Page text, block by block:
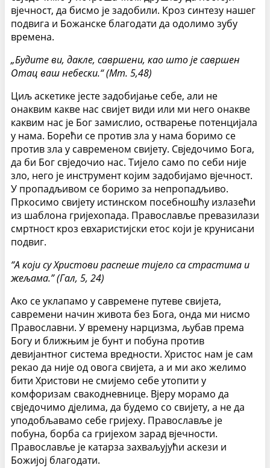
вјечност, да бисмо је задобили. Кроз синтезу нашег
подвига и Божанске благодати да одолимо зубу
времена.
„Будите ви, дакле, савршени, као што је савршен
Отац ваш небески.“ (Мт. 5,48)
Циљ аскетике јесте задобијање себе, али не
онаквим какве нас свијет види или ми него онакве
каквим нас је Бог замислио, остварење потенцијала
у нама. Борећи се против зла у нама боримо се
против зла у савременом свијету. Свједочимо Бога,
да би Бог свједочио нас. Тијело само по себи није
зло, него је инструмент којим задобијамо вјечност.
У пропадљивом се боримо за непропадљиво.
Пркосимо свијету истинском посебношћу излазећи
из шаблона гријехопада. Православље превазилази
смртност кроз евхаристијски етос који је крунисани
подвиг.
“А који су Христови распеше тијело са страстима и
жељама.” (Гал, 5, 24)
Ако се уклапамо у савремене путеве свијета,
савремени начин живота без Бога, онда ми нисмо
Православни. У времену нарцизма, љубав према
Богу и ближњим је бунт и побуна против
девијантног система вредности. Христос нам је сам
рекао да није од овога свијета, а и ми ако желимо
бити Христови не смијемо себе утопити у
комфоризам свакодневнице. Вјеру морамо да
свједочимо дјелима, да будемо со свијету, а не да
уподобљавамо себе гријеху. Православље је
побуна, борба са гријехом зарад вјечности.
Православље је катарза захваљујући аскези и
Божијој благодати.